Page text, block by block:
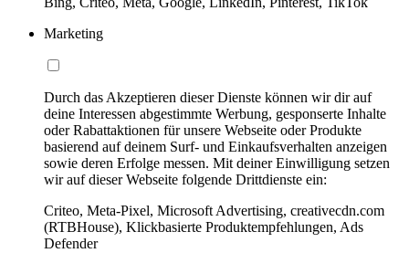
Marketing
Durch das Akzeptieren dieser Dienste können wir dir auf
deine Interessen abgestimmte Werbung, gesponserte Inhalte
oder Rabattaktionen für unsere Webseite oder Produkte
basierend auf deinem Surf- und Einkaufsverhalten anzeigen
sowie deren Erfolge messen. Mit deiner Einwilligung setzen
wir auf dieser Webseite folgende Drittdienste ein:
Criteo, Meta-Pixel, Microsoft Advertising, creativecdn.com
(RTBHouse), Klickbasierte Produktempfehlungen, Ads
Defender